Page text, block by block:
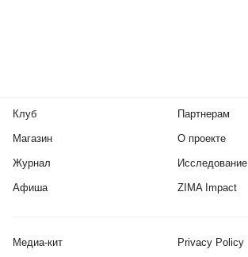
Клуб
Магазин
Журнал
Афиша
Партнерам
О проекте
Исследование
ZIMA Impact
Медиа-кит Privacy Policy